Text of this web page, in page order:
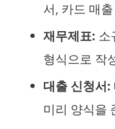
서, 카드 매
재무제표: 소
형식으로 작
대출 신청서:
미리 양식을